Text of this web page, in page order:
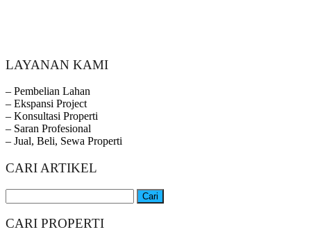
LAYANAN KAMI
– Pembelian Lahan
– Ekspansi Project
– Konsultasi Properti
– Saran Profesional
– Jual, Beli, Sewa Properti
CARI ARTIKEL
untuk:
CARI PROPERTI